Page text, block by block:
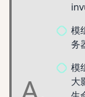
模
务
模
大